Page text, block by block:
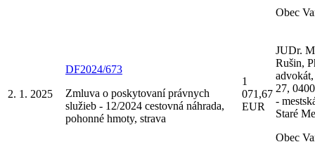
Obec
2. 1. 2025
DF2024/673
Zmluva o poskytovaní právnych
služieb - 12/2024 cestovná náhrada,
pohonné hmoty, strava
1
071,67
EUR
JUDr.
Rušin,
27,
-
Staré Me
Obec